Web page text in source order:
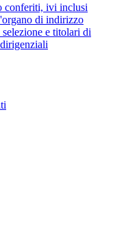
conferiti, ivi inclusi
di indirizzo
e titolari di